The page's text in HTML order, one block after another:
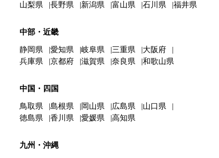
山梨県 長野県 新潟県 富山県 石川県 福井県
中部・近畿
静岡県 愛知県 岐阜県 三重県
大阪府
兵庫県
京都府 滋賀県 奈良県 和歌山県
中国・四国
鳥取県 島根県 岡山県 広島県
山口県
徳島県
香川県 愛媛県 高知県
九州・沖縄